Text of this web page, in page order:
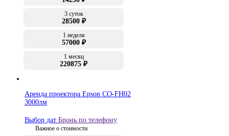
3 суток
28500 ₽
1 неделя
57000 ₽
1 месяц
220875 ₽
Аренда проектора Epson CO-FH02
3000лм
Выбор дат Бронь по телефону
Важное о стоимости